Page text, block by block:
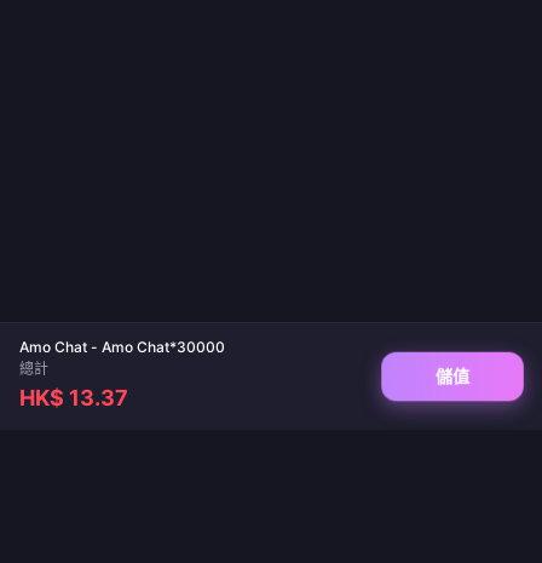
Amo Chat - Amo Chat*30000
總計
HK$ 13.37
儲值